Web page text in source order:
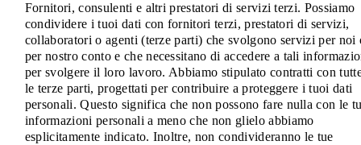
Fornitori, consulenti e altri prestatori di servizi terzi. Possiamo
condividere i tuoi dati con fornitori terzi, prestatori di servizi,
collaboratori o agenti (terze parti) che svolgono servizi per noi
per nostro conto e che necessitano di accedere a tali
per svolgere il loro lavoro. Abbiamo stipulato contratti con
le terze parti, progettati per contribuire a proteggere i tuoi dati
personali. Questo significa che non possono fare nulla con le
informazioni personali a meno che non glielo abbiamo
esplicitamente indicato. Inoltre, non condivideranno le tue